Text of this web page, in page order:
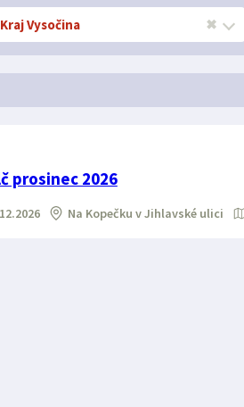
Kraj Vysočina ✖
prosinec 2026
Na Kopečku v Jihlavské ulici